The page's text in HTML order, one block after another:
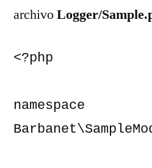
archivoLogger/
<?php
namespace